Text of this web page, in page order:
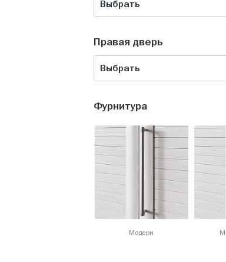
Выбрать
Правая дверь
Выбрать
Фурнитура
Модерн